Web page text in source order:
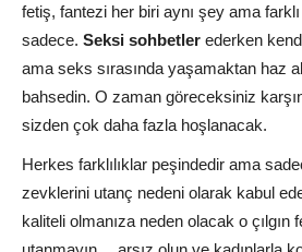
fetiş, fantezi her biri aynı şey ama
sadece. Seksi sohbetler ederken
ama seks sırasında yaşamaktan haz
bahsedin. O zaman göreceksiniz
sizden çok daha fazla hoşlanacak.
Herkes farklılıklar peşindedir ama
zevklerini utanç nedeni olarak kabul
kaliteli olmanıza neden olacak o çılgın